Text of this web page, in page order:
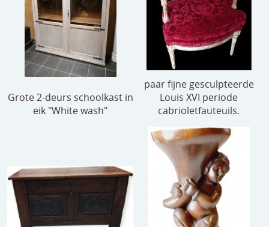
Grote 2-deurs schoolkast in
eik "White wash"
paar fijne gesculpteerde
Louis XVI periode
cabrioletfauteuils.